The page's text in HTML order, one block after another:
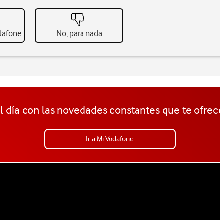
No, para nada
día con las novedades constantes que te
Ir a Mi Vodafone